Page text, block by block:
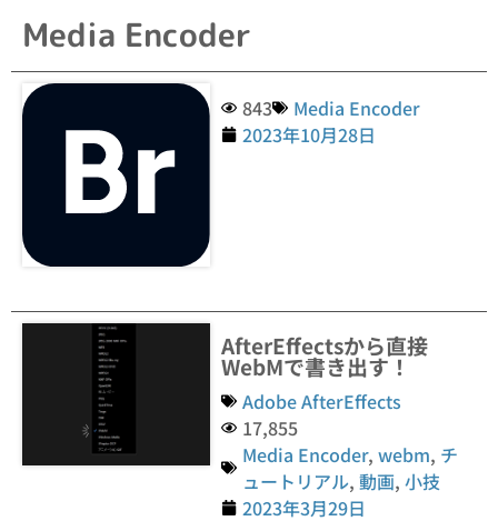
Media Encoder
843
Media Encoder
2023年10月28日
AfterEffectsから直接
WebMで書き出す！
Adobe AfterEffects
17,855
Media Encoder,webm, チ
ュートリアル,動画,小技
2023年3月29日